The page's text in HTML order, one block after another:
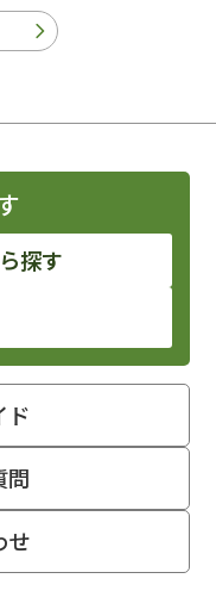
探す
ド
問
せ